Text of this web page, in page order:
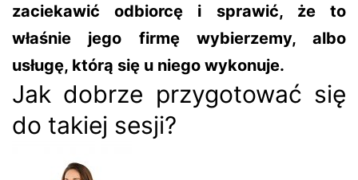
zaciekawić odbiorcę i sprawić, że to
właśnie jego firmę wybierzemy, albo
usługę, którą się u niego wykonuje.
Jak dobrze przygotować się
do takiej sesji?